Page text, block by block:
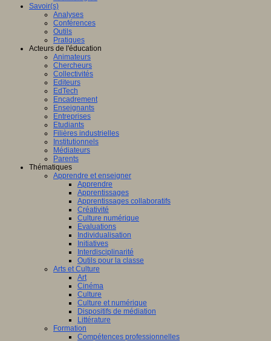
Savoir(s)
Analyses
Conférences
Outils
Pratiques
Acteurs de l'éducation
Animateurs
Chercheurs
Collectivités
Editeurs
EdTech
Encadrement
Enseignants
Entreprises
Etudiants
Filières industrielles
Institutionnels
Médiateurs
Parents
Thématiques
Apprendre et enseigner
Apprendre
Apprentissages
Apprentissages collaboratifs
Créativité
Culture numérique
Evaluations
Individualisation
Initiatives
Interdisciplinarité
Outils pour la classe
Arts et Culture
Art
Cinéma
Culture
Culture et numérique
Dispositifs de médiation
Littérature
Formation
Compétences professionnelles